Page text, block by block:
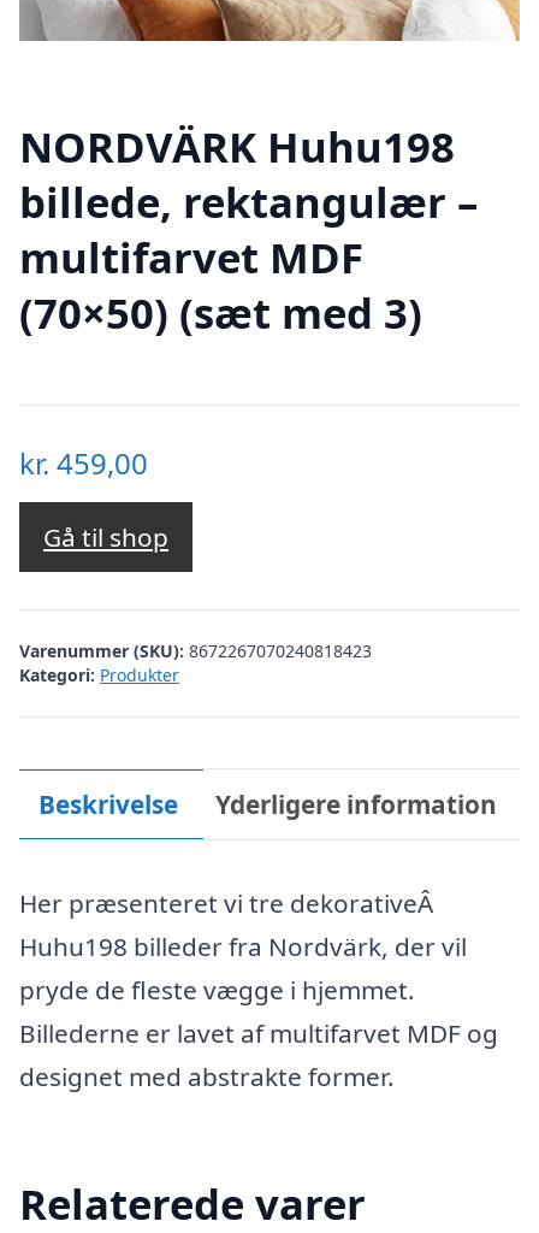
NORDVÄRK Huhu198
billede, rektangulær –
multifarvet MDF
(70×50) (sæt med 3)
kr. 459,00
Gå til shop
Varenummer (SKU): 8672267070240818423
Kategori: Produkter
Beskrivelse Yderligere information
Her præsenteret vi tre dekorativeÂ
Huhu198 billeder fra Nordvärk, der vil
pryde de fleste vægge i hjemmet.
Billederne er lavet af multifarvet MDF og
designet med abstrakte former.
Relaterede varer